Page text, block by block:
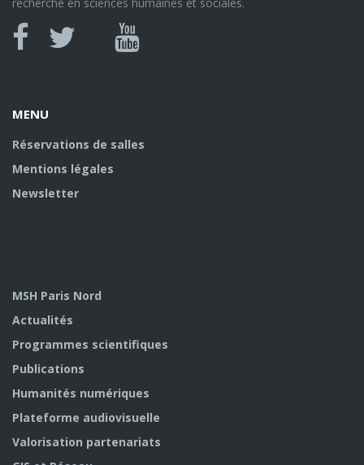
Canal
MENU
Réservations de salles
Mentions légales
Newsletter
MSH Paris Nord
Actualités
Programmes scientifiques
Publications
Humanités numériques
Plateforme audiovisuelle
Valorisation partenariats